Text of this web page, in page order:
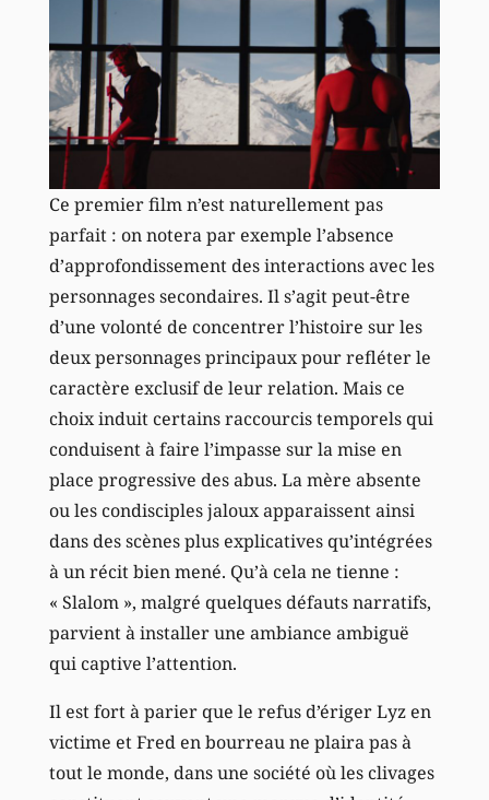
Ce premier film n’est naturellement pas
parfait : on notera par exemple l’absence
d’approfondissement des interactions avec les
personnages secondaires. Il s’agit peut-être
d’une volonté de concentrer l’histoire sur les
deux personnages principaux pour refléter le
caractère exclusif de leur relation. Mais ce
choix induit certains raccourcis temporels qui
conduisent à faire l’impasse sur la mise en
place progressive des abus. La mère absente
ou les condisciples jaloux apparaissent ainsi
dans des scènes plus explicatives qu’intégrées
à un récit bien mené. Qu’à cela ne tienne :
« Slalom », malgré quelques défauts narratifs,
parvient à installer une ambiance ambiguë
qui captive l’attention.
Il est fort à parier que le refus d’ériger Lyz en
victime et Fred en bourreau ne plaira pas à
tout le monde, dans une société où les clivages